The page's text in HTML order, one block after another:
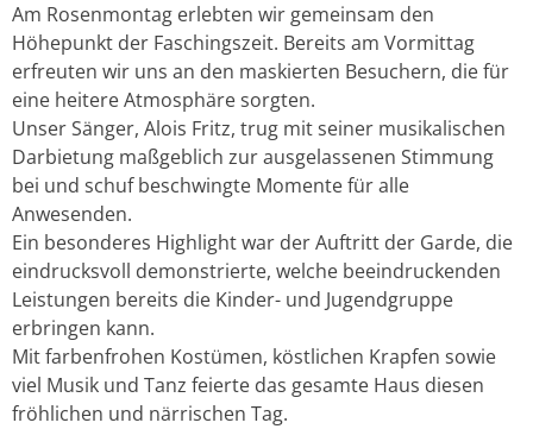
Am Rosenmontag erlebten wir gemeinsam den
Höhepunkt der Faschingszeit. Bereits am Vormittag
erfreuten wir uns an den maskierten Besuchern, die für
eine heitere Atmosphäre sorgten.
Unser Sänger, Alois Fritz, trug mit seiner musikalischen
Darbietung maßgeblich zur ausgelassenen Stimmung
bei und schuf beschwingte Momente für alle
Anwesenden.
Ein besonderes Highlight war der Auftritt der Garde, die
eindrucksvoll demonstrierte, welche beeindruckenden
Leistungen bereits die Kinder- und Jugendgruppe
erbringen kann.
Mit farbenfrohen Kostümen, köstlichen Krapfen sowie
viel Musik und Tanz feierte das gesamte Haus diesen
fröhlichen und närrischen Tag.